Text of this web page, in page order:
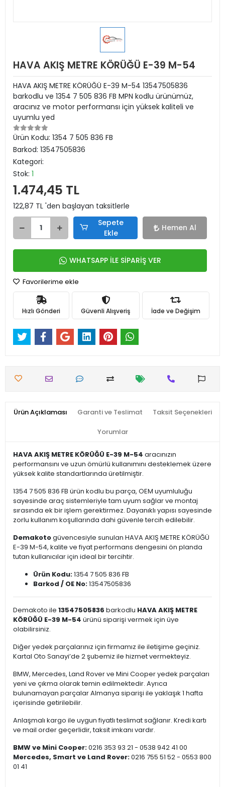
HAVA AKIŞ METRE KÖRÜĞÜ E-39 M-54
HAVA AKIŞ METRE KÖRÜĞÜ E-39 M-54 13547505836
barkodlu ve 1354 7 505 836 FB MPN kodlu ürünümüz,
aracınız ve motor performansı için yüksek kaliteli ve
uyumlu yed
Ürün Kodu: 1354 7 505 836 FB
Barkod: 13547505836
Kategori:
Stok: 1
1.474,45 TL
122,87 TL 'den başlayan taksitlerle
Sepete
Ekle
Hemen Al
WHATSAPP İLE SİPARİŞ VER
Favorilerime ekle
Hızlı Gönderi Güvenli Alışveriş İade ve Değişim
Ürün Açıklaması Garanti ve Teslimat Taksit Seçenekleri
Yorumlar
HAVA AKIŞ METRE KÖRÜĞÜ E-39 M-54 aracınızın
performansını ve uzun ömürlü kullanımını desteklemek üzere
yüksek kalite standartlarında üretilmiştir.
1354 7 505 836 FB ürün kodlu bu parça, OEM uyumluluğu
sayesinde araç sistemleriyle tam uyum sağlar ve montaj
sırasında ek bir işlem gerektirmez. Dayanıklı yapısı sayesinde
zorlu kullanım koşullarında dahi güvenle tercih edilebilir.
Demakotogüvencesiyle sunulan HAVA AKIŞ METRE KÖRÜĞÜ
E-39 M-54, kalite ve fiyat performans dengesini ön planda
tutan kullanıcılar için ideal bir tercihtir.
Ürün Kodu:1354 7 505 836 FB
Barkod / OE No:13547505836
Demakoto ile 13547505836 barkodlu HAVA AKIŞ METRE
KÖRÜĞÜ E-39 M-54 ürünü siparişi vermek için üye
olabilirsiniz.
Diğer yedek parçalarınız için firmamız ile iletişime geçiniz.
Kartal Oto Sanayi’de 2 şubemiz ile hizmet vermekteyiz.
BMW, Mercedes, Land Rover ve Mini Cooper yedek parçaları
yeni ve çıkma olarak temin edilmektedir. Ayrıca
bulunamayan parçalar Almanya siparişi ile yaklaşık 1 hafta
içerisinde getirilebilir.
Anlaşmalı kargo ile uygun fiyatlı teslimat sağlanır. Kredi kartı
ve mail order geçerlidir, taksit imkanı vardır.
BMW ve Mini Cooper:0216 353 93 21 - 0538 942 41 00
Mercedes, Smart ve Land Rover:0216 755 51 52 - 0553 800
01 41